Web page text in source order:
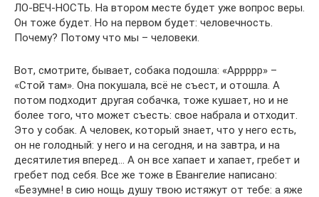
ЛО-ВЕЧ-НОСТЬ. На втором месте будет уже вопрос веры.
Он тоже будет. Но на первом будет: человечность.
Почему? Потому что мы – человеки.
Вот, смотрите, бывает, собака подошла: «Аррррр» –
«Стой там». Она покушала, всё не съест, и отошла. А
потом подходит другая собачка, тоже кушает, но и не
более того, что может съесть: свое набрала и отходит.
Это у собак. А человек, который знает, что у него есть,
он не голодный: у него и на сегодня, и на завтра, и на
десятилетия вперед… А он все хапает и хапает, гребет и
гребет под себя. Все же тоже в Евангелие написано:
«Безумне! в сию нощь душу твою истяжут от тебе: а яже